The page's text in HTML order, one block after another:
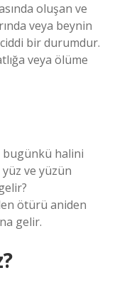
oluşan ve
veya beynin
bir durumdur.
veya ölüme
bugünkü halini
yüz ve yüzün
ötürü aniden
gelir.